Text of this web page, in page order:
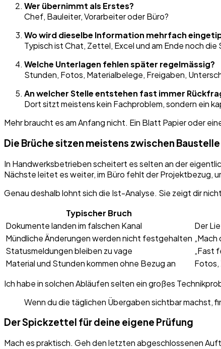
Wer übernimmt als Erstes?
Chef, Bauleiter, Vorarbeiter oder Büro?
Wo wird dieselbe Information mehrfach
Typisch ist Chat, Zettel, Excel und am Ende noch
Welche Unterlagen fehlen später regelmässig?
Stunden, Fotos, Materialbelege, Freigaben,
An welcher Stelle entstehen fast immer
Dort sitzt meistens kein Fachproblem, sondern ein
Mehr braucht es am Anfang nicht. Ein Blatt Papier oder
Die Brüche sitzen meistens zwischen Baustelle
In Handwerksbetrieben scheitert es selten an der
Nächste leitet es weiter, im Büro fehlt der Projektbezug,
Genau deshalb lohnt sich die Ist-Analyse. Sie zeigt dir
Typischer Bruch
Dokumente landen im falschen Kanal
Der
Mündliche Änderungen werden nicht festgehalten
Statusmeldungen bleiben zu vage
„Fast
Material und Stunden kommen ohne Bezug an
Fotos,
Ich habe in solchen Abläufen selten ein großes
Wenn du die täglichen Übergaben sichtbar machst,
Der Spickzettel für deine eigene Prüfung
Mach es praktisch. Geh den letzten abgeschlossenen